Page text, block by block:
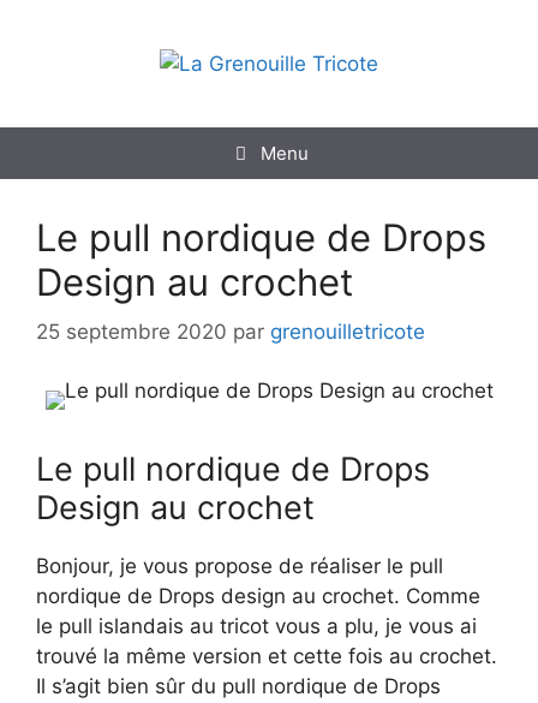
Menu
Le pull nordique de Drops
Design au crochet
25 septembre 2020 par grenouilletricote
Le pull nordique de Drops
Design au crochet
Bonjour, je vous propose de réaliser le pull
nordique de Drops design au crochet. Comme
le pull islandais au tricot vous a plu, je vous ai
trouvé la même version et cette fois au crochet.
Il s’agit bien sûr du pull nordique de Drops